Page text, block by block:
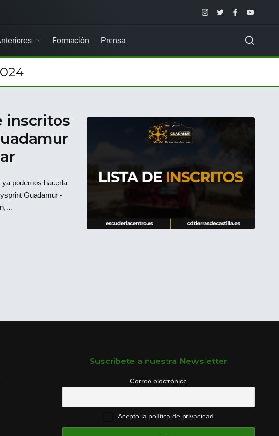
Instagram
TwitterFacebookYoutube
Formación Prensa
inscritos
podemos hacerla
Guadamur -
Suscribete a nuestra Newsletter
Correo electrónico
Acepto la política de privacidad